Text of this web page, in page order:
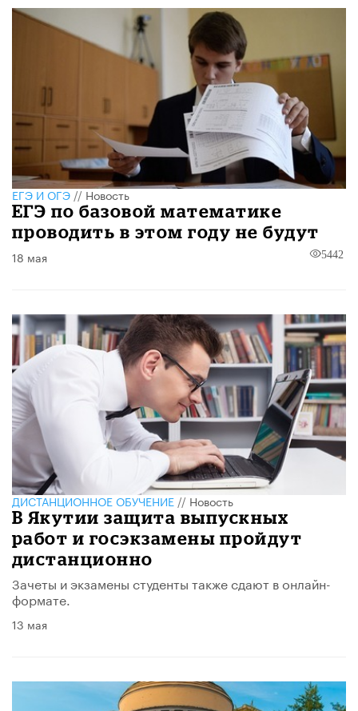
ЕГЭ И ОГЭ//Новость
ЕГЭ по базовой математике
проводить в этом году не будут
18 мая 5442
ДИСТАНЦИОННОЕ ОБУЧЕНИЕ // Новость
В Якутии защита выпускных
работ и госэкзамены пройдут
дистанционно
Зачеты и экзамены студенты также сдают в онлайн-
формате.
13 мая